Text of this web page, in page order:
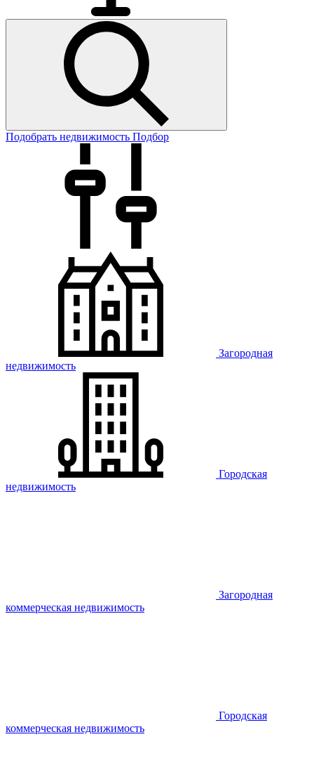
Подобрать недвижимость Подбор
Загородная
недвижимость
Городская
недвижимость
Загородная
коммерческая недвижимость
Городская
коммерческая недвижимость